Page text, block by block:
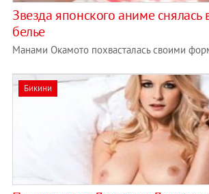
Звезда японского аниме снялась
белье
Манами Окамото похвасталась своими
Бикини